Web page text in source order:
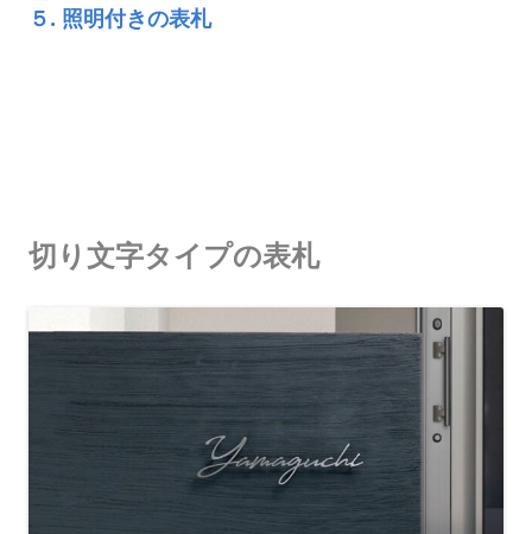
５. 照明付きの表札
切り文字タイプの表札